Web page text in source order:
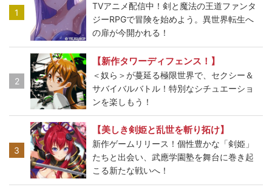
1
TVアニメ配信中！剣と魔法の王道ファンタ
ジーRPGで冒険を始めよう。異世界転生へ
の扉が今開かれる！
2
【新作タワーディフェンス！】
＜奴ら＞が蔓延る極限世界で、セクシー＆
サバイバルバトル！特別なシチュエーショ
ンを楽しもう！
3
【美しき剣姫と乱世を斬り拓け】
新作ゲームリリース！個性豊かな「剣姫」
たちと出会い、武應学園塾を舞台に巻き起
こる新たな戦いへ！